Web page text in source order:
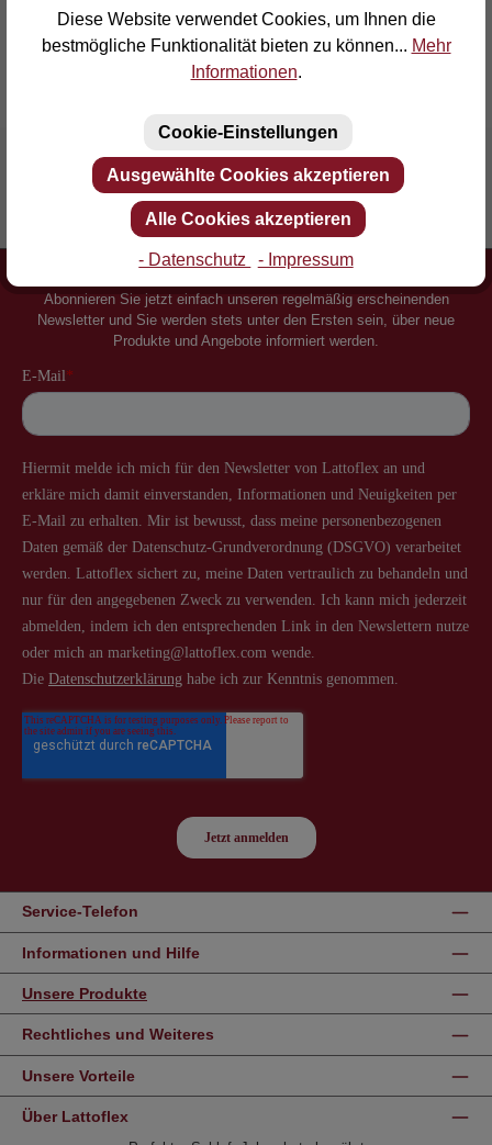
Erfinder des Lattenrostes Mehr als 60 Jahre Erfahrung
Abonnieren Sie jetzt einfach unseren regelmäßig erscheinenden
Newsletter und Sie werden stets unter den Ersten sein, über neue
Produkte und Angebote informiert werden.
Service-Telefon
Informationen und Hilfe
Unsere Produkte
Rechtliches und Weiteres
Unsere Vorteile
Über Lattoflex
Diese Website verwendet Cookies, um Ihnen die
bestmögliche Funktionalität bieten zu können... Mehr
Informationen.
Cookie-Einstellungen
Ausgewählte Cookies akzeptieren
Alle Cookies akzeptieren
- Datenschutz - Impressum